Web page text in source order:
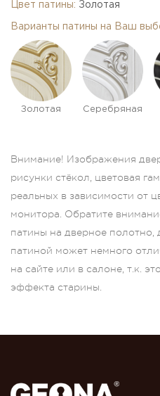
Цвет патины: Золотая
Варианты патины на Ваш
Золотая Серебряная
Внимание! Изображения
рисунки стёкол, цветовая
реальных в зависимости от
монитора. Обратите
патины на дверное полотно,
патиной может немного
на сайте или в салоне, т.к.
эффекта старины.